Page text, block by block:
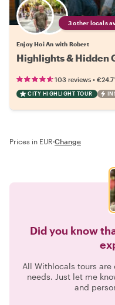
3 other locals
Enjoy Hoi An with Robert
Highlights & Hidden
103 reviews •
CITY HIGHLIGHT TOUR
Prices in EUR·Change
Did you know
All Withlocals tours
needs. Just let me
and